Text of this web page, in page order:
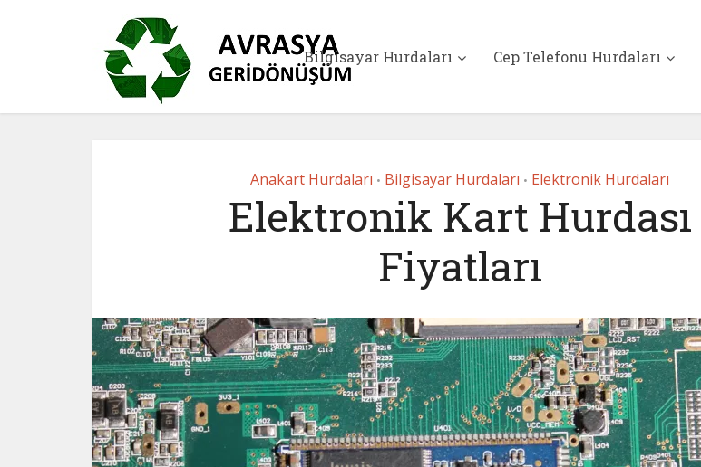
Bilgisayar Hurdaları Cep Telefonu Hurdaları
Anakart Hurdaları • Bilgisayar Hurdaları • Elektronik Hurdaları
Elektronik Kart Hurdası
Fiyatları